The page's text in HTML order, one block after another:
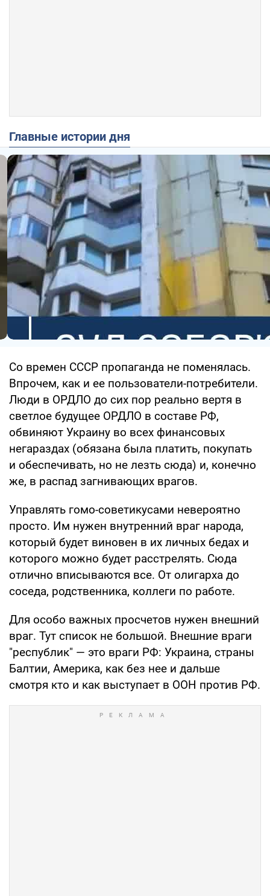
Главные истории дня
Со времен СССР пропаганда не поменялась.
Впрочем, как и ее пользователи-потребители.
Люди в ОРДЛО до сих пор реально вертя в
светлое будущее ОРДЛО в составе РФ,
обвиняют Украину во всех финансовых
негараздах (обязана была платить, покупать
и обеспечивать, но не лезть сюда) и, конечно
же, в распад загнивающих врагов.
Управлять гомо-советикусами невероятно
просто. Им нужен внутренний враг народа,
который будет виновен в их личных бедах и
которого можно будет расстрелять. Сюда
отлично вписываются все. От олигарха до
соседа, родственника, коллеги по работе.
Для особо важных просчетов нужен внешний
враг. Тут список не большой. Внешние враги
"республик" — это враги РФ: Украина, страны
Балтии, Америка, как без нее и дальше
смотря кто и как выступает в ООН против РФ.